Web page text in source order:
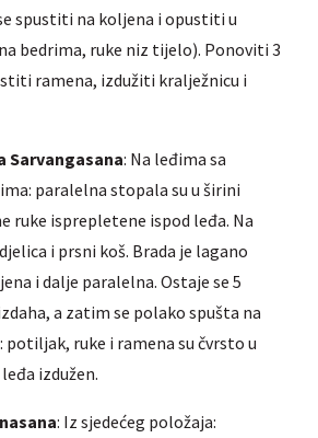
spustiti na koljena i opustiti u
bedrima, ruke niz tijelo). Ponoviti 3
ramena, izdužiti kralježnicu i
Sarvangasana: Na leđima sa
paralelna stopala su u širini
ruke isprepletene ispod leđa. Na
i prsni koš. Brada je lagano
i dalje paralelna. Ostaje se 5
a zatim se polako spušta na
potiljak, ruke i ramena su čvrsto u
izdužen.
: Iz sjedećeg položaja: